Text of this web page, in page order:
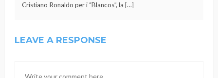
Cristiano Ronaldo per i “Blancos”, la […]
LEAVE A RESPONSE